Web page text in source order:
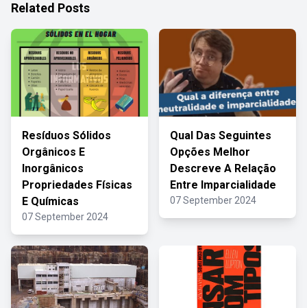
Related Posts
Resíduos Sólidos
Orgânicos E
Inorgânicos
Propriedades Físicas
E Químicas
07 September 2024
Qual Das Seguintes
Opções Melhor
Descreve A Relação
Entre Imparcialidade
07 September 2024